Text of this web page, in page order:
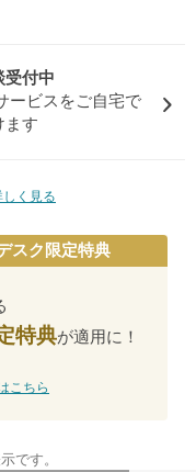
受付中
ービスをご自宅で
ます
く見る
スク限定特典
特典が適用に！
こちら
です。